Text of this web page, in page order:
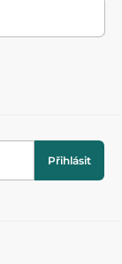
Přihlásit